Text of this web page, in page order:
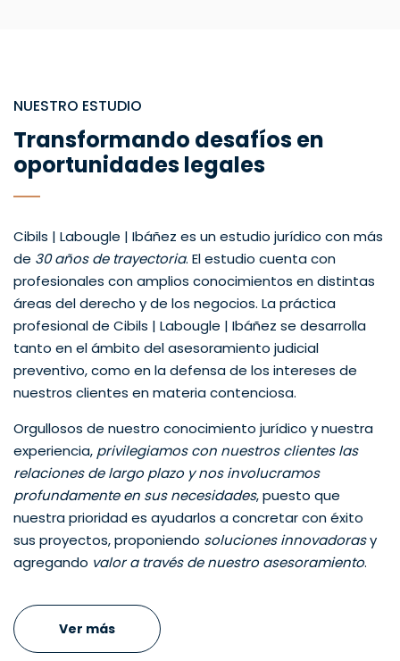
NUESTRO ESTUDIO
Transformando desafíos en
oportunidades legales
Cibils | Labougle | Ibáñez es un estudio jurídico con más
de 30 años de trayectoria. El estudio cuenta con
profesionales con amplios conocimientos en distintas
áreas del derecho y de los negocios. La práctica
profesional de Cibils | Labougle | Ibáñez se desarrolla
tanto en el ámbito del asesoramiento judicial
preventivo, como en la defensa de los intereses de
nuestros clientes en materia contenciosa.
Orgullosos de nuestro conocimiento jurídico y nuestra
experiencia, privilegiamos con nuestros clientes las
relaciones de largo plazo y nos involucramos
profundamente en sus necesidades, puesto que
nuestra prioridad es ayudarlos a concretar con éxito
sus proyectos, proponiendo soluciones innovadorasy
agregando valor a través de nuestro asesoramiento.
Ver más